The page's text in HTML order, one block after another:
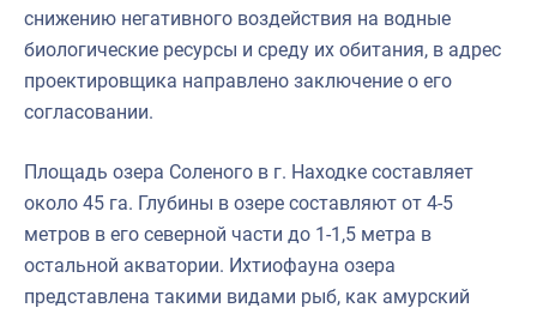
снижению негативного воздействия на водные
биологические ресурсы и среду их обитания, в адрес
проектировщика направлено заключение о его
согласовании.
Площадь озера Соленого в г. Находке составляет
около 45 га. Глубины в озере составляют от 4-5
метров в его северной части до 1-1,5 метра в
остальной акватории. Ихтиофауна озера
представлена такими видами рыб, как амурский